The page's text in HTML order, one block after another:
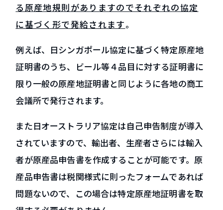
る原産地規則がありますのでそれぞれの協定
に基づく形で発給されます。
例えば、日シンガポール協定に基づく特定原産地
証明書のうち、ビール等４品目に対する証明書に
限り一般の原産地証明書と同じように各地の商工
会議所で発行されます。
また日オーストラリア協定は自己申告制度が導入
されていますので、輸出者、生産者さらには輸入
者が原産品申告書を作成することが可能です。原
産品申告書は税関様式に則ったフォームであれば
問題ないので、この場合は特定原産地証明書を取